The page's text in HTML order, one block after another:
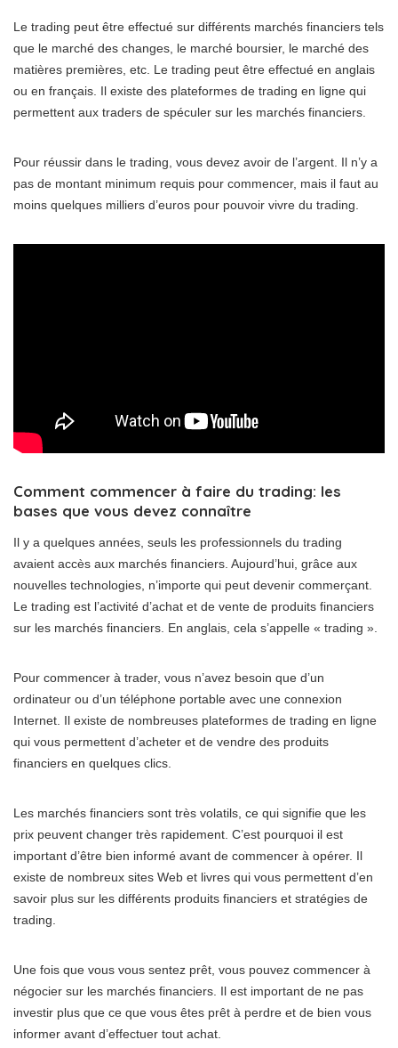
Le trading peut être effectué sur différents marchés financiers tels
que le marché des changes, le marché boursier, le marché des
matières premières, etc. Le trading peut être effectué en anglais
ou en français. Il existe des plateformes de trading en ligne qui
permettent aux traders de spéculer sur les marchés financiers.
Pour réussir dans le trading, vous devez avoir de l’argent. Il n’y a
pas de montant minimum requis pour commencer, mais il faut au
moins quelques milliers d’euros pour pouvoir vivre du trading.
Comment commencer à faire du trading: les
bases que vous devez connaître
Il y a quelques années, seuls les professionnels du trading
avaient accès aux marchés financiers. Aujourd’hui, grâce aux
nouvelles technologies, n’importe qui peut devenir commerçant.
Le trading est l’activité d’achat et de vente de produits financiers
sur les marchés financiers. En anglais, cela s’appelle « trading ».
Pour commencer à trader, vous n’avez besoin que d’un
ordinateur ou d’un téléphone portable avec une connexion
Internet. Il existe de nombreuses plateformes de trading en ligne
qui vous permettent d’acheter et de vendre des produits
financiers en quelques clics.
Les marchés financiers sont très volatils, ce qui signifie que les
prix peuvent changer très rapidement. C’est pourquoi il est
important d’être bien informé avant de commencer à opérer. Il
existe de nombreux sites Web et livres qui vous permettent d’en
savoir plus sur les différents produits financiers et stratégies de
trading.
Une fois que vous vous sentez prêt, vous pouvez commencer à
négocier sur les marchés financiers. Il est important de ne pas
investir plus que ce que vous êtes prêt à perdre et de bien vous
informer avant d’effectuer tout achat.